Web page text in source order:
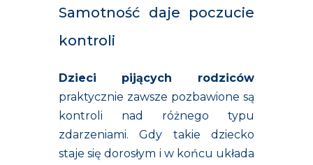
Samotność daje poczucie
kontroli
Dzieci
pijących rodziców
praktycznie zawsze pozbawione są
kontroli nad różnego typu
zdarzeniami. Gdy takie dziecko
staje się dorosłym i w końcu układa